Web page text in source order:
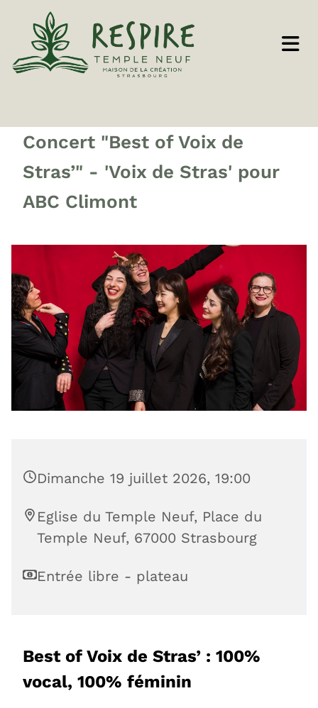
Concert "Best of Voix de
Stras’" - 'Voix de Stras' pour
ABC Climont
Dimanche 19 juillet 2026, 19:00
Eglise du Temple Neuf, Place du
Temple Neuf, 67000 Strasbourg
Entrée libre - plateau
Best of Voix de Stras’ : 100%
vocal, 100% féminin